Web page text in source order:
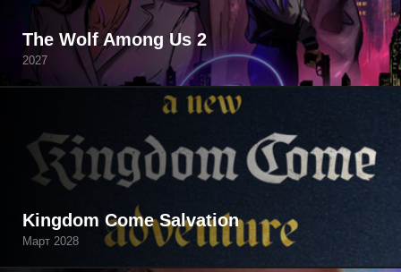
The Wolf Among Us 2
2027
Kingdom Come Salvation
Март 2028